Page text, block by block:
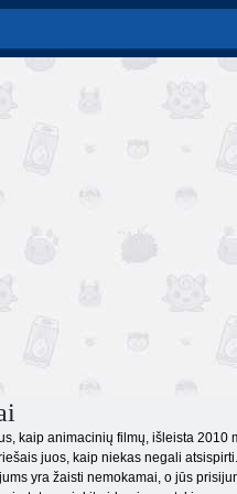
kaip animacinių filmų, išleista
juos, kaip niekas negali
yra žaisti nemokamai, o jūs